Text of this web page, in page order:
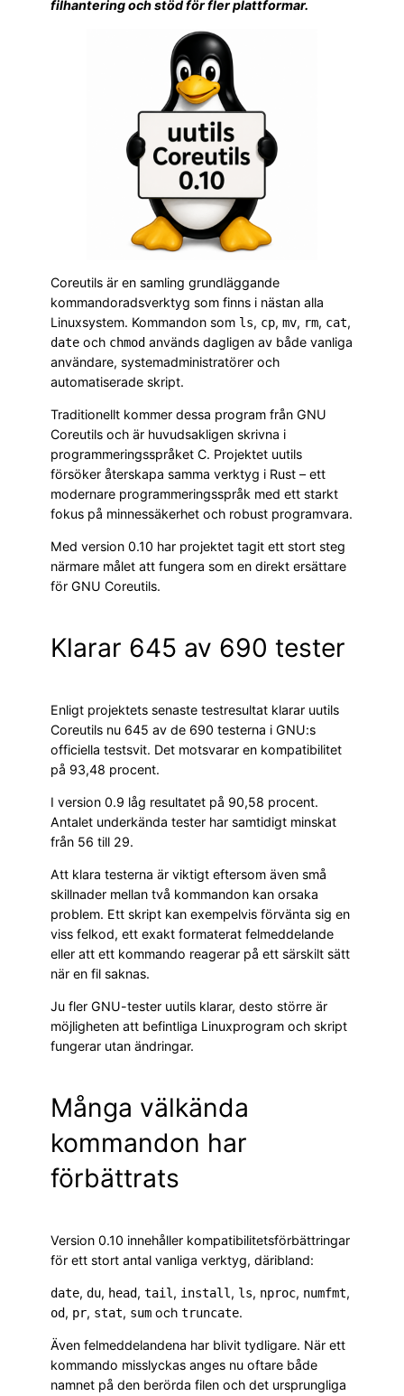
filhantering och stöd för fler plattformar.
Coreutils är en samling grundläggande
kommandoradsverktyg som finns i nästan alla
Linuxsystem. Kommandon som ls, cp, mv, rm, cat,
date och chmod används dagligen av både vanliga
användare, systemadministratörer och
automatiserade skript.
Traditionellt kommer dessa program från GNU
Coreutils och är huvudsakligen skrivna i
programmeringsspråket C. Projektet uutils
försöker återskapa samma verktyg i Rust – ett
modernare programmeringsspråk med ett starkt
fokus på minnessäkerhet och robust programvara.
Med version 0.10 har projektet tagit ett stort steg
närmare målet att fungera som en direkt ersättare
för GNU Coreutils.
Klarar 645 av 690 tester
Enligt projektets senaste testresultat klarar uutils
Coreutils nu 645 av de 690 testerna i GNU:s
officiella testsvit. Det motsvarar en kompatibilitet
på 93,48 procent.
I version 0.9 låg resultatet på 90,58 procent.
Antalet underkända tester har samtidigt minskat
från 56 till 29.
Att klara testerna är viktigt eftersom även små
skillnader mellan två kommandon kan orsaka
problem. Ett skript kan exempelvis förvänta sig en
viss felkod, ett exakt formaterat felmeddelande
eller att ett kommando reagerar på ett särskilt sätt
när en fil saknas.
Ju fler GNU-tester uutils klarar, desto större är
möjligheten att befintliga Linuxprogram och skript
fungerar utan ändringar.
Många välkända
kommandon har
förbättrats
Version 0.10 innehåller kompatibilitetsförbättringar
för ett stort antal vanliga verktyg, däribland:
date, du, head, tail , install , ls, nproc, numfmt,
od, pr, stat, sum och truncate.
Även felmeddelandena har blivit tydligare. När ett
kommando misslyckas anges nu oftare både
namnet på den berörda filen och det ursprungliga